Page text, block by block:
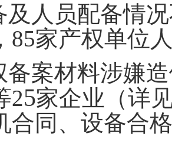
及人员配备情
85家产权单位
备案材料涉嫌
25家企业（详
合同、设备合